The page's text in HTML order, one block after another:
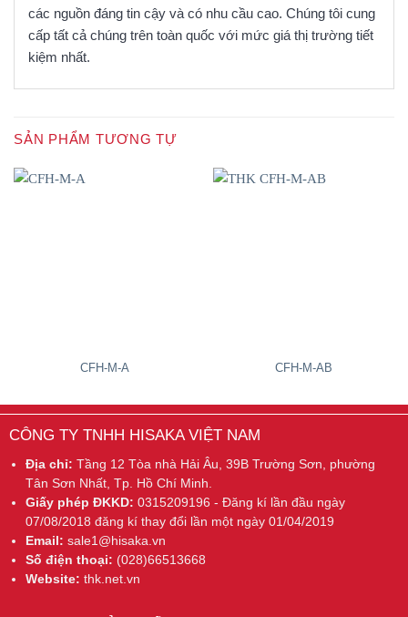
các nguồn đáng tin cậy và có nhu cầu cao. Chúng tôi cung
cấp tất cả chúng trên toàn quốc với mức giá thị trường tiết
kiệm nhất.
SẢN PHẨM TƯƠNG TỰ
CFH-M-A CFH-M-AB
CÔNG TY TNHH HISAKA VIỆT NAM
Địa chỉ: Tầng 12 Tòa nhà Hải Âu, 39B Trường Sơn, phường
Tân Sơn Nhất, Tp. Hồ Chí Minh.
Giấy phép ĐKKD: 0315209196 - Đăng kí lần đầu ngày
07/08/2018 đăng kí thay đổi lần một ngày 01/04/2019
Email: sale1@hisaka.vn
Số điện thoại: (028)66513668
Website: thk.net.vn